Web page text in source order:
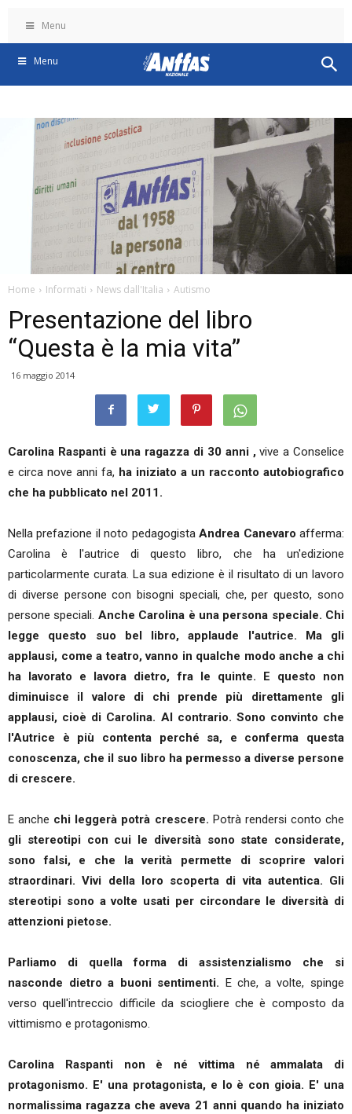
Menu
Menu
Home Informati News dall'Italia Autismo
Presentazione del libro
“Questa è la mia vita”
16 maggio 2014
Carolina Raspanti è una ragazza di 30 anni ,vive a Conselice
e circa nove anni fa, ha iniziato a un racconto autobiografico
che ha pubblicato nel 2011.
Nella prefazione il noto pedagogistaAndrea Canevaro afferma:
Carolina è l'autrice di questo libro, che ha un'edizione
particolarmente curata. La sua edizione è il risultato di un lavoro
di diverse persone con bisogni speciali, che, per questo, sono
persone speciali. Anche Carolina è una persona speciale. Chi
legge questo suo bel libro, applaude l'autrice. Ma gli
applausi, come a teatro, vanno in qualche modo anche a chi
ha lavorato e lavora dietro, fra le quinte. E questo non
diminuisce il valore di chi prende più direttamente gli
applausi, cioè di Carolina. Al contrario. Sono convinto che
l'Autrice è più contenta perché sa, e conferma questa
conoscenza, che il suo libro ha permesso a diverse persone
di crescere.
E anche chi leggerà potrà crescere. Potrà rendersi conto che
gli stereotipi con cui le diversità sono state considerate,
sono falsi, e che la verità permette di scoprire valori
straordinari. Vivi della loro scoperta di vita autentica. Gli
stereotipi sono a volte usati per circondare le diversità di
attenzioni pietose.
Parliamo di quella forma di assistenzialismo che si
nasconde dietro a buoni sentimenti. E che, a volte, spinge
verso quell'intreccio difficile da sciogliere che è composto da
vittimismo e protagonismo.
Carolina Raspanti non è né vittima né ammalata di
protagonismo. E' una protagonista, e lo è con gioia. E' una
normalissima ragazza che aveva 21 anni quando ha iniziato